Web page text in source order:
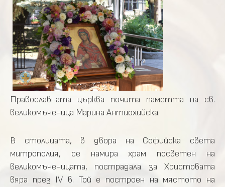
Православната църква почита паметта на св.
великомъченица Марина Антиохийска.
В столицата, в двора на Софийска света
митрополия, се намира храм посветен на
великомъченицата, пострадала за Христовата
вяра през IV в. Той е построен на мястото на